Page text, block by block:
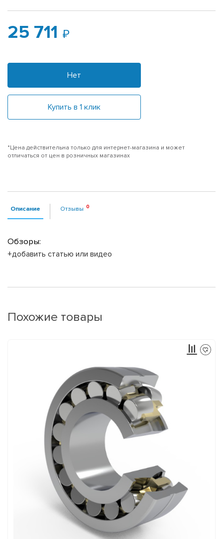
25 711
Нет
Купить в 1 клик
*Цена действительна только для интернет-магазина и может
отличаться от цен в розничных магазинах
Описание Отзывы
Обзоры:
+добавить статью или видео
Похожие товары